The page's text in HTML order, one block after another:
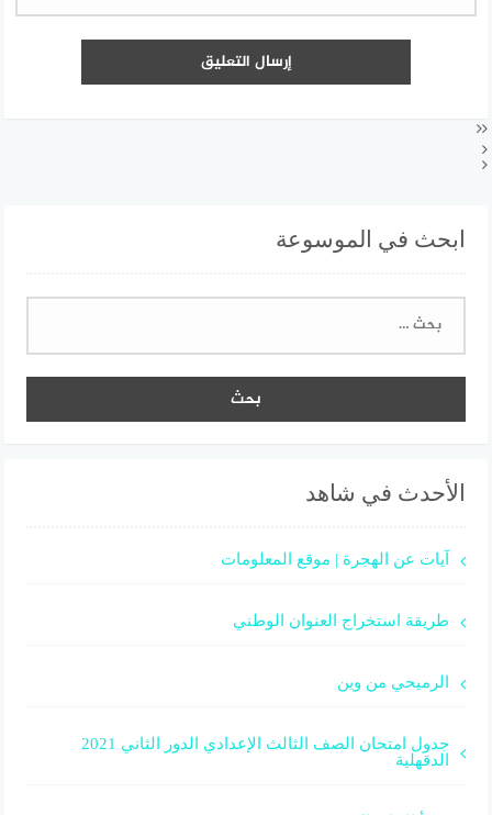
ابحث في الموسوعة
البحث
الأحدث في شاهد
آيات عن الهجرة | موقع المعلومات
طريقة استخراج العنوان الوطني
الرميحي من وين
جدول امتحان الصف الثالث الإعدادي الدور الثاني 2021
الدقهلية